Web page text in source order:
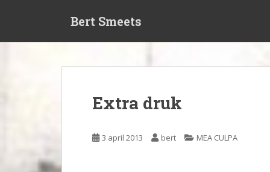
Bert Smeets
Extra druk
3 april 2013 bert MEA CULPA